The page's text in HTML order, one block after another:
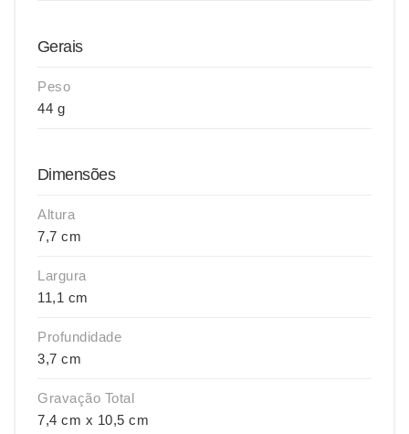
Gerais
Peso
44 g
Dimensões
Altura
7,7 cm
Largura
11,1 cm
Profundidade
3,7 cm
Gravação Total
7,4 cm x 10,5 cm